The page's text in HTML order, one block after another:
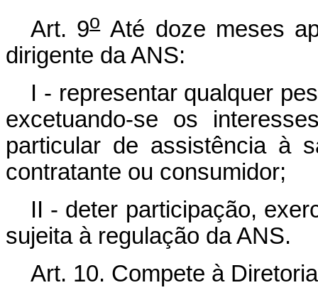
Art. 9o Até doze meses
dirigente da ANS:
I - representar qualquer
excetuando-se os
particular de assistência à
contratante ou consumidor;
II - deter participação,
sujeita à regulação da ANS.
Art. 10. Compete à